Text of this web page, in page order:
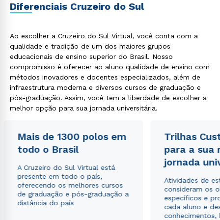
Diferenciais Cruzeiro do Sul
Ao escolher a Cruzeiro do Sul Virtual, você conta com a
qualidade e tradição de um dos maiores grupos
educacionais de ensino superior do Brasil. Nosso
compromisso é oferecer ao aluno qualidade de ensino com
métodos inovadores e docentes especializados, além de
infraestrutura moderna e diversos cursos de graduação e
pós-graduação. Assim, você tem a liberdade de escolher a
melhor opção para sua jornada universitária.
Mais de 1300 polos em
todo o Brasil
A Cruzeiro do Sul Virtual está
presente em todo o país,
oferecendo os melhores cursos
de graduação e pós-graduação a
distância do país
Trilhas
para a sua
jornada
Atividades de
consideram os
específicos e
cada aluno e
conhecimentos,
Rápido e fácil
WhatsApp
ou
Estou de acordo com a Política de Privacidade.e
autorizo que meus dados sejam utilizados para o
envio de conteúdos da Cruzeiro do Sul.